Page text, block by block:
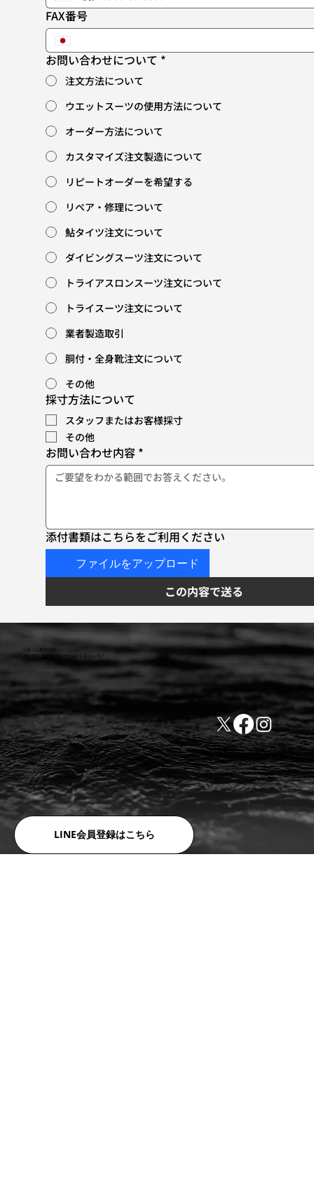
FAX番号
お問い合わせについて *
注文方法について
ウエットスーツの使用方法について
オーダー方法について
カスタマイズ注文製造について
リピートオーダーを希望する
リペア・修理について
鮎タイツ注文について
ダイビングスーツ注文について
トライアスロンスーツ注文について
トライスーツ注文について
業者製造取引
胴付・全身靴注文について
その他
採寸方法について
スタッフまたはお客様採寸
その他
お問い合わせ内容 *
添付書類はこちらをご利用ください
ファイルをアップロード
この内容で送る
LINE会員登録はこちら
小林ゴム株式会社
441-8016 愛知県豊橋市新栄町字東小向76-1
TEL:0532-31-4646
FAX:0532-32-6810
​会社概要
​利用規約